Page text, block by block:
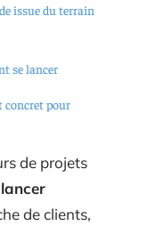
issue du terrain
se lancer
concret pour
de projets
de clients,